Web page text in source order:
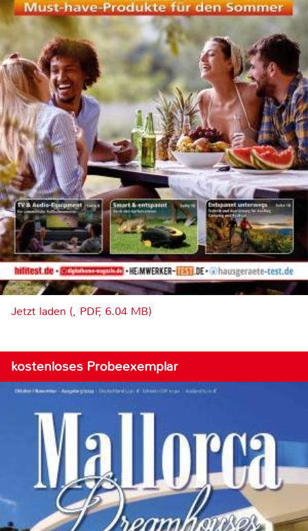
Jetzt laden (, PDF, 6.04 MB)
kostenloses Probeexemplar